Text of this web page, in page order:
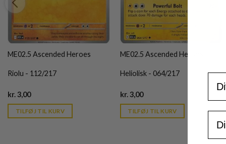
ME02.5 Ascended Heroes
Riolu - 112/217
kr.3,00Current
is:
kr. 39,95.
TILFØJ TIL KURV
ME02.5 Ascended Heroes
Heliolisk - 064/217
kr.3,00Current
is:
kr. 39,95.
TILFØJ TIL KURV